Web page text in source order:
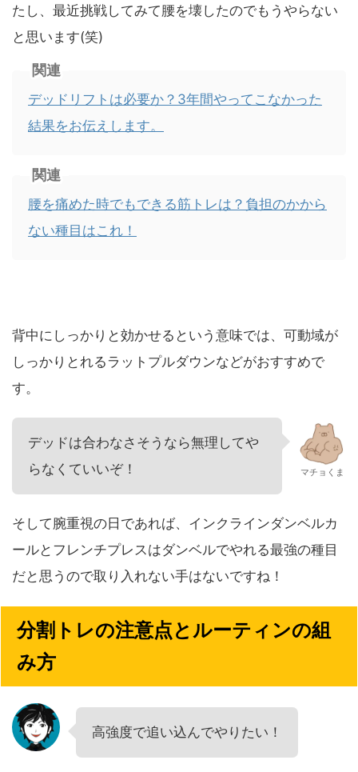
たし、最近挑戦してみて腰を壊したのでもうやらない
と思います(笑)
関連
デッドリフトは必要か？3年間やってこなかった
結果をお伝えします。
関連
腰を痛めた時でもできる筋トレは？負担のかから
ない種目はこれ！
背中にしっかりと効かせるという意味では、可動域が
しっかりとれるラットプルダウンなどがおすすめで
す。
デッドは合わなさそうなら無理してや
らなくていいぞ！
マチョくま
そして腕重視の日であれば、インクラインダンベルカ
ールとフレンチプレスはダンベルでやれる最強の種目
だと思うので取り入れない手はないですね！
分割トレの注意点とルーティンの組
み方
高強度で追い込んでやりたい！